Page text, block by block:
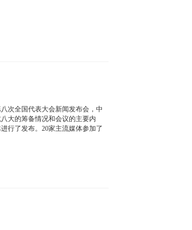
次全国代表大会新闻发布会，中
大的筹备情况和会议的主要内
行了发布。20家主流媒体参加了